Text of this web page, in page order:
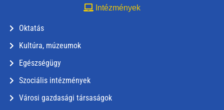
Intézmények
Oktatás
Kultúra, múzeumok
Egészségügy
Szociális intézmények
Városi gazdasági társaságok